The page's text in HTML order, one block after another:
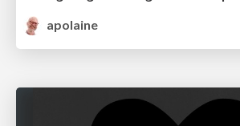
apolaine